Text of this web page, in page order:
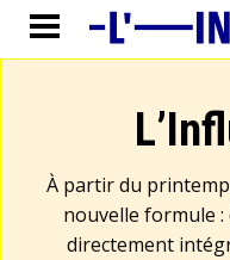
À partir du
nouvelle formule
directement